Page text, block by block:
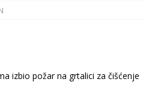
izbio požar na grtalici za čišćenje